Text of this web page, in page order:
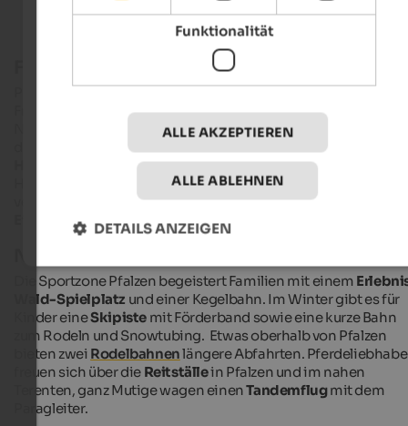
Familienfreundliches Pfalzen
Pfalzen beeindruckt mit einem vielfältigen Sport- und
Freizeitangebot für die ganze Familie. Im Sommer lädt der
Issinger WeiherzumSchwimmen
direkt daneben können sich kleine und große Abenteurer im
Hochseilgarten KronactionHerausforderungen in luftiger
Höhe stellen. Bei entsprechend tiefen Temperaturen
verwandelt sich der Weiher im Winter in einen idyllischen
Eislaufplatz .
Die Sportzone Pfalzen begeistert Familien mit einem
Wald-Spielplatz und einer Kegelbahn. Im Winter gibt es für
Kinder eineSkipiste mit Förderband sowie eine kurze Bahn
zum Rodeln und Snowtubing. Etwas oberhalb von Pfalzen
bieten zwei Rodelbahnenlängere Abfahrten.
freuen sich über die Reitställein Pfalzen und im nahen
Terenten, ganz Mutige wagen einenTandemflugmit dem
Paragleiter.
Funktionalität
ALLE AKZEPTIEREN
ALLE ABLEHNEN
DETAILS ANZEIGEN